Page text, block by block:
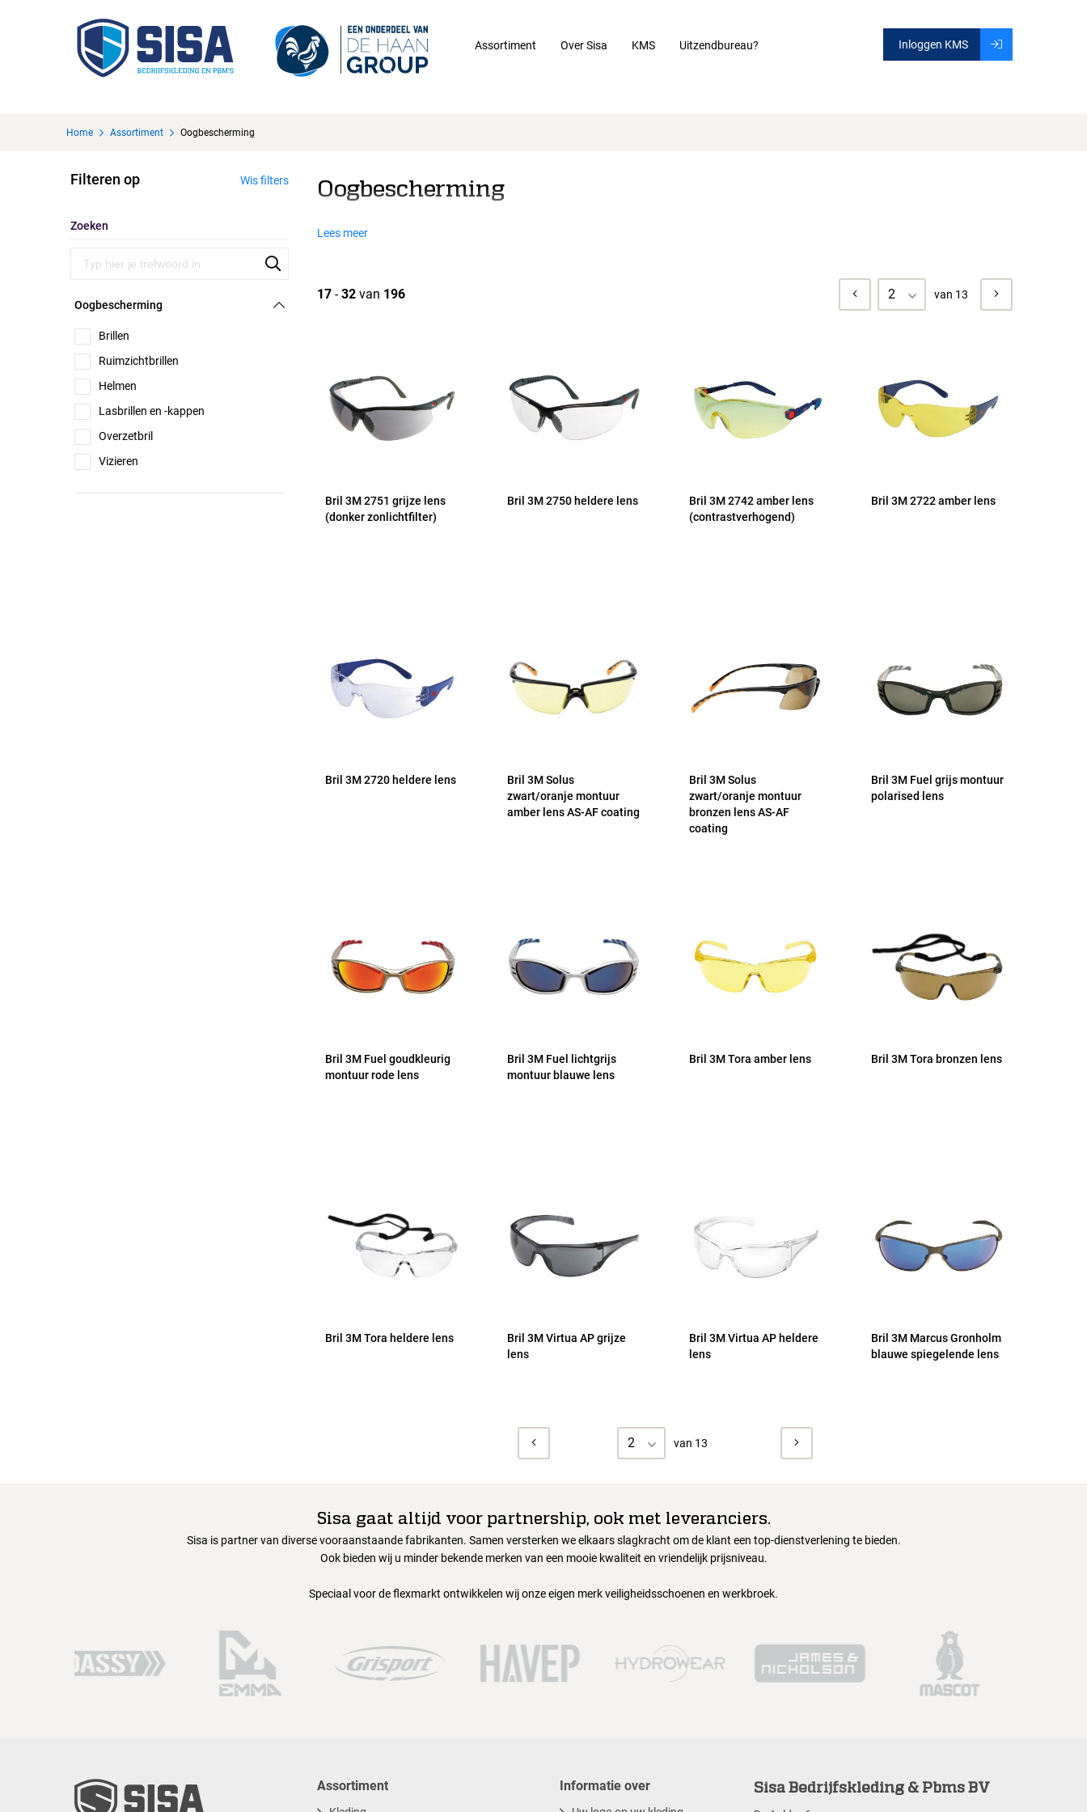
Assortiment Over Sisa KMS Uitzendbureau? Inloggen KMS
Home Assortiment Oogbescherming
Filteren op Wis filters
Zoeken
Oogbescherming
Brillen
Ruimzichtbrillen
Helmen
Lasbrillen en -kappen
Overzetbril
Vizieren
Oogbescherming
Lees meer
2 van 13
17 -32 van 196
Bril 3M 2751 grijze lens
(donker zonlichtfilter)
Bril 3M 2750 heldere lens
Bril 3M 2742 amber lens
(contrastverhogend)
Bril 3M 2722 amber lens
Bril 3M 2720 heldere lens
Bril 3M Solus
zwart/oranje montuur
amber lens AS-AF coating
Bril 3M Solus
zwart/oranje montuur
bronzen lens AS-AF
coating
Bril 3M Fuel grijs montuur
polarised lens
Bril 3M Fuel goudkleurig
montuur rode lens
Bril 3M Fuel lichtgrijs
montuur blauwe lens
Bril 3M Tora amber lens Bril 3M Tora bronzen lens
Bril 3M Tora heldere lens
Bril 3M Virtua AP grijze
lens
Bril 3M Virtua AP heldere
lens
Bril 3M Marcus Gronholm
blauwe spiegelende lens
2 van 13
Sisa gaat altijd voor partnership, ook met leveranciers.
Sisa is partner van diverse vooraanstaande fabrikanten. Samen versterken we elkaars slagkracht om de klant een top-dienstverlening te bieden.
Ook bieden wij u minder bekende merken van een mooie kwaliteit en vriendelijk prijsniveau.
Speciaal voor de flexmarkt ontwikkelen wij onze eigen merk veiligheidsschoenen en werkbroek.
Assortiment Informatie over Sisa Bedrijfskleding & Pbms BV